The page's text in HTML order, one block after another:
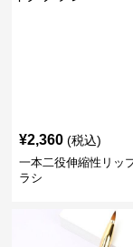
¥2,360 (税込)
一本二役伸縮性リッ
ラシ